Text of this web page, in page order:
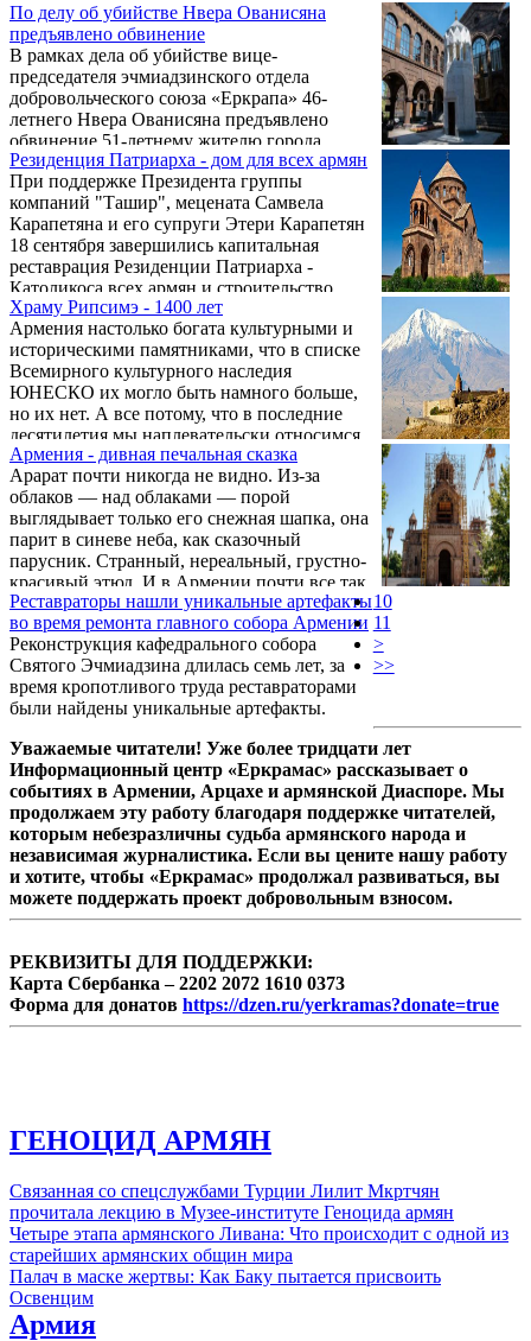
По делу об убийстве Нвера Ованисяна
предъявлено обвинение
В рамках дела об убийстве вице-
председателя эчмиадзинского отдела
добровольческого союза «Еркрапа» 46-
летнего Нвера Ованисяна предъявлено
обвинение 51-летнему жителю города
Эчмиадзин.
Резиденция Патриарха - дом для всех армян
При поддержке Президента группы
компаний "Ташир", мецената Самвела
Карапетяна и его супруги Этери Карапетян
18 сентября завершились капитальная
реставрация Резиденции Патриарха -
Католикоса всех армян и строительство
концертного зала и часовни во дворе
святого Эчмиадзинского монастыря.
Храму Рипсимэ - 1400 лет
Армения настолько богата культурными и
историческими памятниками, что в списке
Всемирного культурного наследия
ЮНЕСКО их могло быть намного больше,
но их нет. А все потому, что в последние
десятилетия мы наплевательски относимся
к нашему культурного наследию.
Армения - дивная печальная сказка
Арарат почти никогда не видно. Из-за
облаков — над облаками — порой
выглядывает только его снежная шапка, она
парит в синеве неба, как сказочный
парусник. Странный, нереальный, грустно-
красивый этюд. И в Армении почти все так.
Печальная прекрасная страна, в которой все
удивительно.
Реставраторы нашли уникальные артефакты
во время ремонта главного собора Армении
Реконструкция кафедрального собора
Святого Эчмиадзина длилась семь лет, за
время кропотливого труда реставраторами
были найдены уникальные артефакты.
10
11
>
>>
Уважаемые читатели! Уже более тридцати лет
Информационный центр «Еркрамас» рассказывает о
событиях в Армении, Арцахе и армянской Диаспоре. Мы
продолжаем эту работу благодаря поддержке читателей,
которым небезразличны судьба армянского народа и
независимая журналистика. Если вы цените нашу работу
и хотите, чтобы «Еркрамас» продолжал развиваться, вы
можете поддержать проект добровольным взносом.
РЕКВИЗИТЫ ДЛЯ ПОДДЕРЖКИ:
Карта Сбербанка – 2202 2072 1610 0373
Форма для донатов https://dzen.ru/yerkramas?donate=true
ГЕНОЦИД АРМЯН
Связанная со спецслужбами Турции Лилит Мкртчян
прочитала лекцию в Музее-институте Геноцида армян
Четыре этапа армянского Ливана: Что происходит с одной из
старейших армянских общин мира
Палач в маске жертвы: Как Баку пытается присвоить
Освенцим
Армия